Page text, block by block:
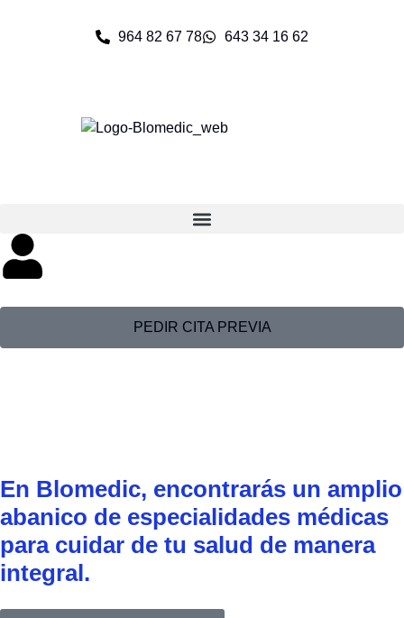
964 82 67 78 643 34 16 62
PEDIR CITA PREVIA
En Blomedic, encontrarás un amplio
abanico de especialidades médicas
para cuidar de tu salud de manera
integral.